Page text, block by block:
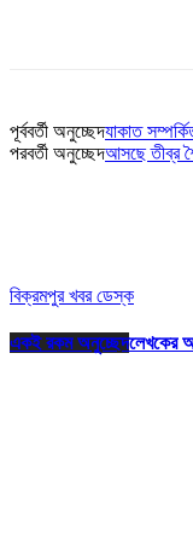
পূর্ববর্তী অনুচ্ছেদযাকাত
পরবর্তী অনুচ্ছেদআসছে তীব্র
বিক্রমপুর খবর ডেস্ক
একই রকম অনুচ্ছেদলেখকের